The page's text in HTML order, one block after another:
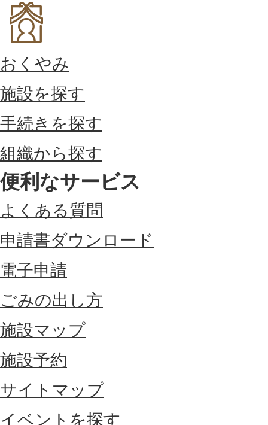
おくやみ
施設を探す
手続きを探す
組織から探す
便利なサービス
よくある質問
申請書ダウンロード
電子申請
ごみの出し方
施設マップ
施設予約
サイトマップ
イベントを探す